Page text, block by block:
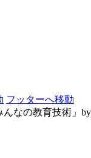
フッターへ移動
なの教育技術」by